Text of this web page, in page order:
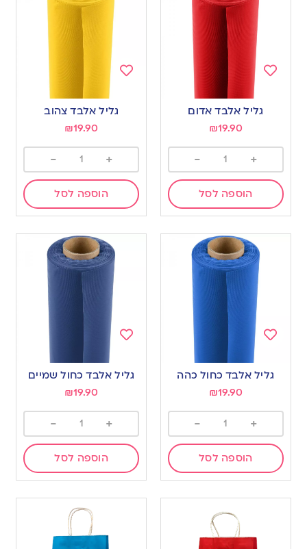
wishlist
גליל אלבד אדום
₪19.90
+
-
הוספה לסל
wishlist
גליל אלבד צהוב
₪19.90
+
-
הוספה לסל
toגליל אלבד כחול כהה
₪19.90
+
-
הוספה לסל
to
גליל אלבד כחול שמיים
₪19.90
+
-
הוספה לסל